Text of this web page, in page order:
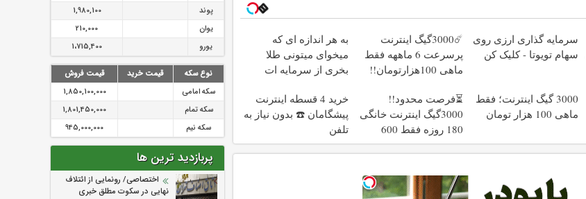
سرمایه گذاری ارزی روی
سهام تویوتا - کلیک کن
☄️3000گیگ اینترنت
پرسرعت 6 ماههه فقط
ماهی 100هزارتومان!!
به هر اندازه ای که
میخوای میتونی طلا
بخری از سرمایه ات
3000 گیگ اینترنت؛ فقط
ماهی 100 هزار تومان
⏳فرصت محدود!!
3000گیگ اینترنت خانگی
180 روزه فقط 600
هزارتومان!!
خرید 4 قسطه اینترنت
پیشگامان ☎️ بدون نیاز به
تلفن
پوند
1,980,100
یوان
210,000
یورو
1،715,400
نوع سکه قیمت خرید
قیمت فروش
سکه امامی
1,850,100,000
سکه تمام
1,801,450,000
سکه نیم
945,000,000
پربازدید ترین ها
اختصاصی/ رونمایی از ائتلاف‌
نهایی در سکوت مطلق خبری